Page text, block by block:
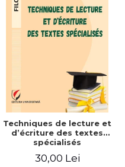
Techniques de lecture et
d’écriture des textes
spécialisés
30,00 Lei